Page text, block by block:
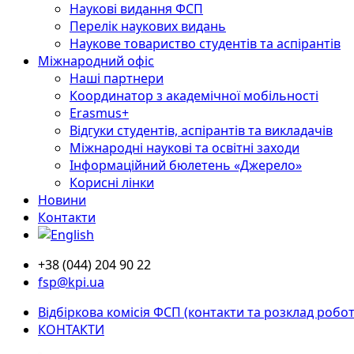
Наукові видання ФСП
Перелік наукових видань
Наукове товариство студентів та аспірантів
Міжнародний офіс
Наші партнери
Координатор з академічної мобільності
Erasmus+
Відгуки студентів, аспірантів та викладачів
Міжнародні наукові та освітні заходи
Інформаційний бюлетень «Джерело»
Корисні лінки
Новини
Контакти
+38 (044) 204 90 22
fsp@kpi.ua
Відбіркова комісія ФСП (контакти та розклад
КОНТАКТИ